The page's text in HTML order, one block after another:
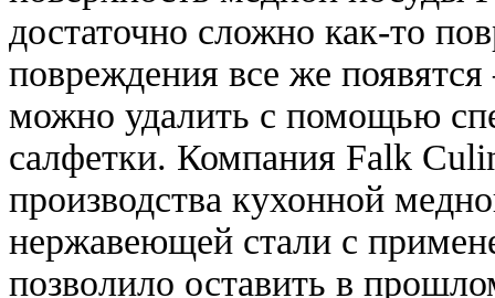
достаточно сложно как-то
повреждения все же
можно удалить с помощью
салфетки. Компания Falk
производства кухонной
нержавеющей стали с
позволило оставить в